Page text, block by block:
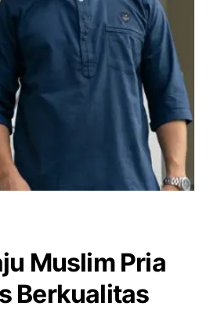
Muslim Pria
Berkualitas